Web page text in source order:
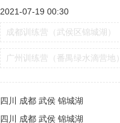
2021-07-19 00:30
成都训练营（武侯区锦城湖）
广州训练营（番禺绿水滴营地）
四川 成都 武侯 锦城湖
四川 成都 武侯 锦城湖